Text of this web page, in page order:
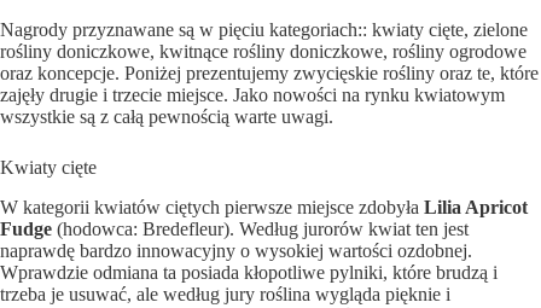
Nagrody przyznawane są w pięciu kategoriach:: kwiaty cięte, zielone
rośliny doniczkowe, kwitnące rośliny doniczkowe, rośliny ogrodowe
oraz koncepcje. Poniżej prezentujemy zwycięskie rośliny oraz te, które
zajęły drugie i trzecie miejsce. Jako nowości na rynku kwiatowym
wszystkie są z całą pewnością warte uwagi.
Kwiaty cięte
W kategorii kwiatów ciętych pierwsze miejsce zdobyła Lilia Apricot
Fudge (hodowca: Bredefleur). Według jurorów kwiat ten jest
naprawdę bardzo innowacyjny o wysokiej wartości ozdobnej.
Wprawdzie odmiana ta posiada kłopotliwe pylniki, które brudzą i
trzeba je usuwać, ale według jury roślina wygląda pięknie i